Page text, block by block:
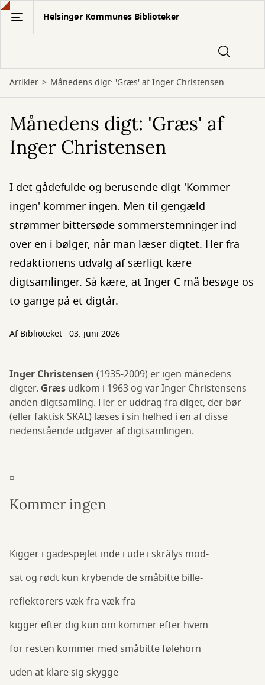
Gå
hovedindhold
Helsingør Kommunes Biblioteker
Artikler Månedens digt: 'Græs' af Inger Christensen
Månedens digt: 'Græs' af
Inger Christensen
I det gådefulde og berusende digt 'Kommer
ingen' kommer ingen. Men til gengæld
strømmer bittersøde sommerstemninger ind
over en i bølger, når man læser digtet. Her fra
redaktionens udvalg af særligt kære
digtsamlinger. Så kære, at Inger C må besøge os
to gange på et digtår.
Af Biblioteket 03. juni 2026
Inger Christensen (1935-2009) er igen månedens
digter. Græs udkom i 1963 og var Inger Christensens
anden digtsamling. Her er uddrag fra diget, der bør
(eller faktisk SKAL) læses i sin helhed i en af disse
nedenstående udgaver af digtsamlingen.
¤
Kommer ingen
Kigger i gadespejlet inde i ude i skrålys mod-
sat og rødt kun krybende de småbitte bille-
reflektorers væk fra væk fra
kigger efter dig kun om kommer efter hvem
for resten kommer med småbitte følehorn
uden at klare sig skygge